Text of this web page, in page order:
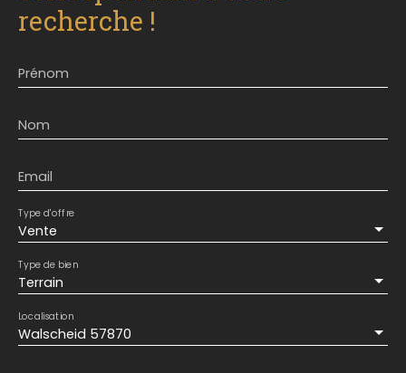
recherche !
Prénom
Nom
Email
Vente
Type d'offre
Terrain
Type de bien
Walscheid 57870
Localisation